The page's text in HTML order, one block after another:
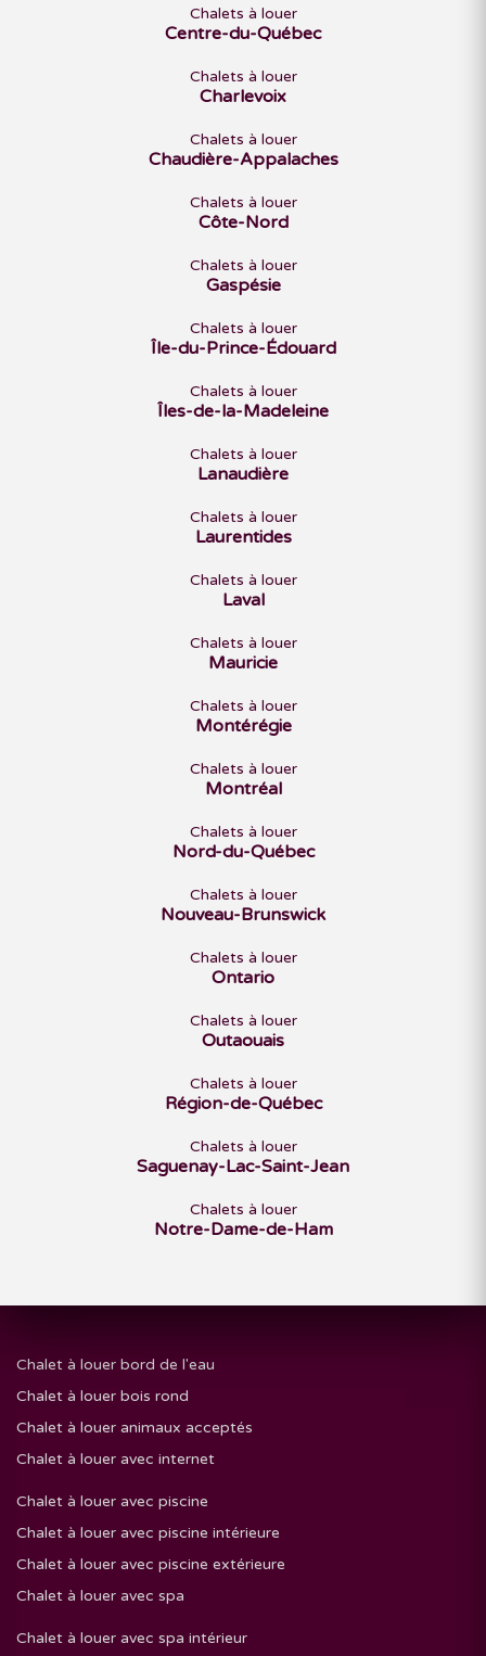
Chalets à louer
Centre-du-Québec
Chalets à louer
Charlevoix
Chalets à louer
Chaudière-Appalaches
Chalets à louer
Côte-Nord
Chalets à louer
Gaspésie
Chalets à louer
Île-du-Prince-Édouard
Chalets à louer
Îles-de-la-Madeleine
Chalets à louer
Lanaudière
Chalets à louer
Laurentides
Chalets à louer
Laval
Chalets à louer
Mauricie
Chalets à louer
Montérégie
Chalets à louer
Montréal
Chalets à louer
Nord-du-Québec
Chalets à louer
Nouveau-Brunswick
Chalets à louer
Ontario
Chalets à louer
Outaouais
Chalets à louer
Région-de-Québec
Chalets à louer
Saguenay-Lac-Saint-Jean
Chalets à louer
Notre-Dame-de-Ham
Chalet à louer bord de l'eau
Chalet à louer bois rond
Chalet à louer animaux acceptés
Chalet à louer avec internet
Chalet à louer avec piscine
Chalet à louer avec piscine intérieure
Chalet à louer avec piscine extérieure
Chalet à louer avec spa
Chalet à louer avec spa intérieur